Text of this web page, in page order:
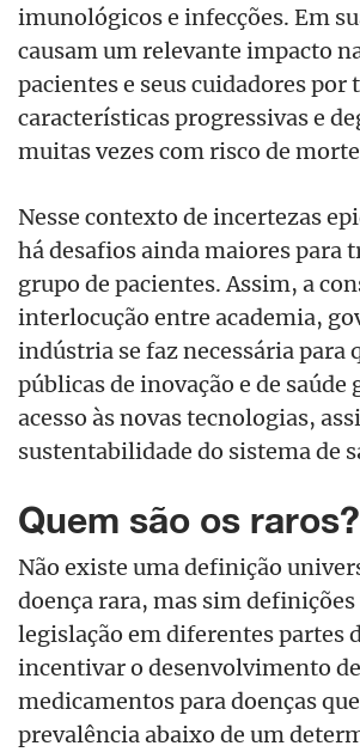
imunológicos e infecções. Em
causam um relevante impacto
pacientes e seus cuidadores por
características progressivas e
muitas vezes com risco de
Nesse contexto de incertezas
há desafios ainda maiores para
grupo de pacientes. Assim, a
interlocução entre academia,
indústria se faz necessária para
públicas de inovação e de saúde
acesso às novas tecnologias,
sustentabilidade do sistema de
Quem são os raros?
Não existe uma definição
doença rara, mas sim definições
legislação em diferentes partes
incentivar o desenvolvimento de
medicamentos para doenças
prevalência abaixo de um